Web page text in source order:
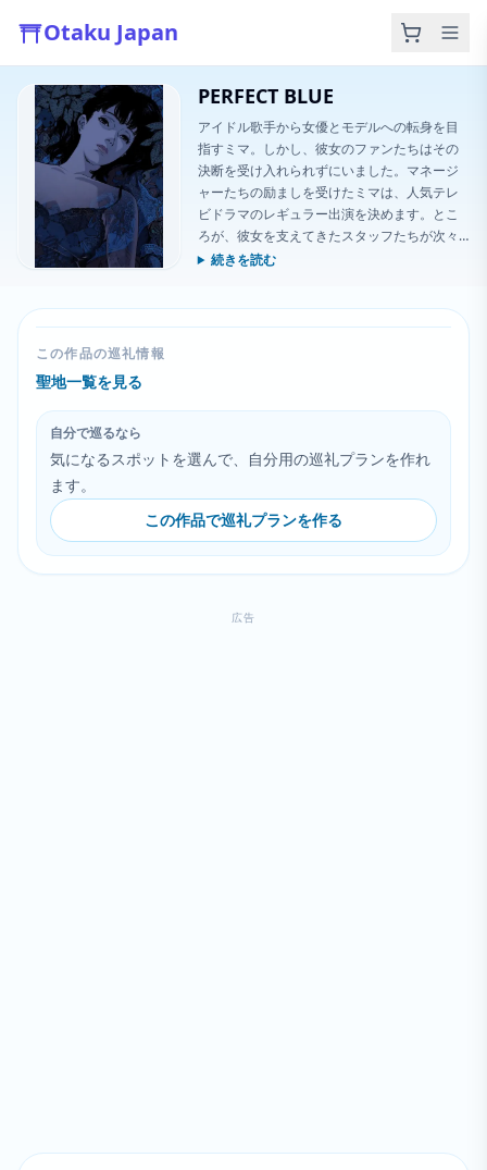
Otaku Japan
PERFECT BLUE
アイドル歌手から女優とモデルへの転身を目
指すミマ。しかし、彼女のファンたちはその
決断を受け入れられずにいました。マネージ
ャーたちの励ましを受けたミマは、人気テレ
ビドラマのレギュラー出演を決めます。とこ
ろが、彼女を支えてきたスタッフたちが次々
と殺人の被害者になってしまいます。罪悪感
が深まっていきます。やがてストーカーが、
続きを読む
この作品の巡礼情報
聖地一覧を見る
自分で巡るなら
気になるスポットを選んで、自分用の巡礼プランを作れ
ます。
この作品で巡礼プランを作る
広告